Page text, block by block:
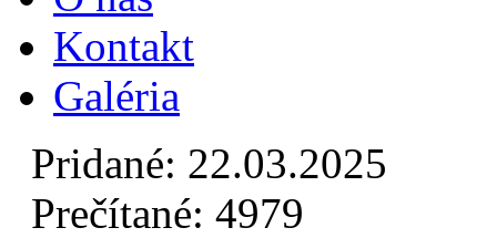
Kontakt
Galéria
Pridané: 22.03.2025
Prečítané: 4979